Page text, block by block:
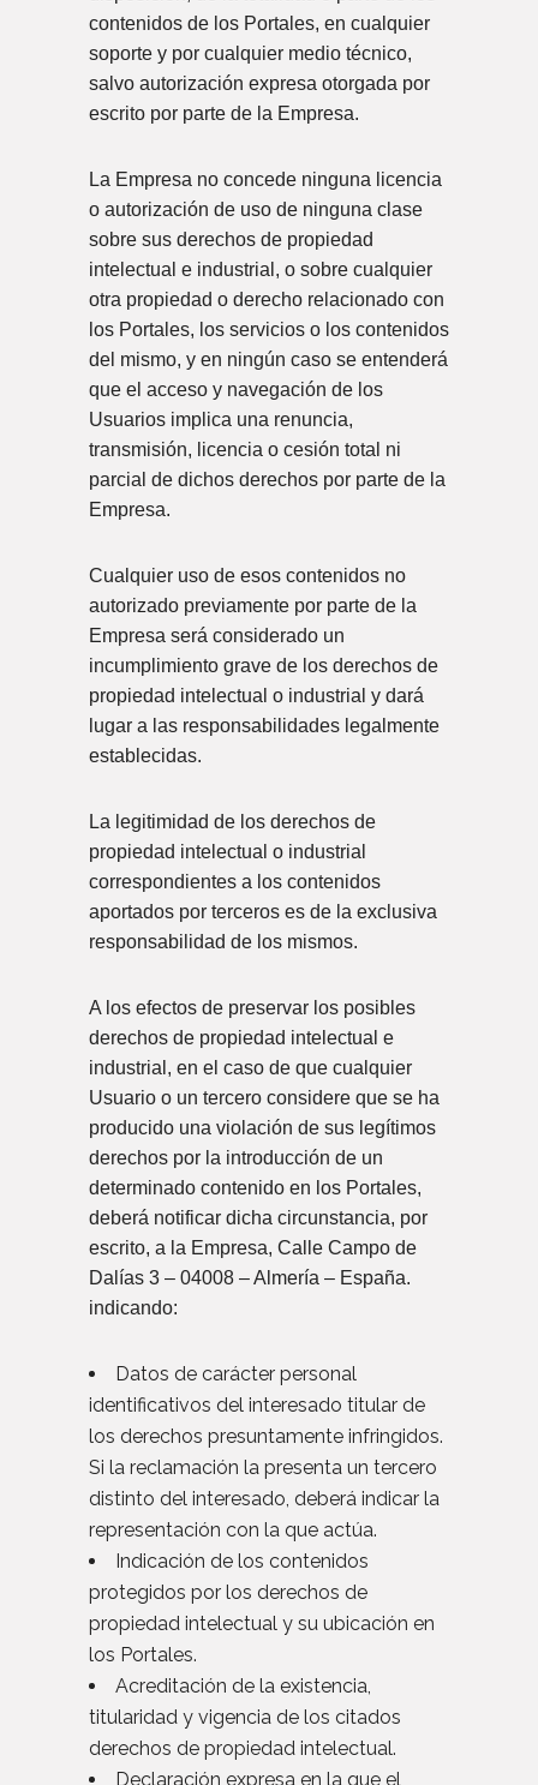
contenidos de los Portales, en cualquier
soporte y por cualquier medio técnico,
salvo autorización expresa otorgada por
escrito por parte de la Empresa.
La Empresa no concede ninguna licencia
o autorización de uso de ninguna clase
sobre sus derechos de propiedad
intelectual e industrial, o sobre cualquier
otra propiedad o derecho relacionado con
los Portales, los servicios o los contenidos
del mismo, y en ningún caso se entenderá
que el acceso y navegación de los
Usuarios implica una renuncia,
transmisión, licencia o cesión total ni
parcial de dichos derechos por parte de la
Empresa.
Cualquier uso de esos contenidos no
autorizado previamente por parte de la
Empresa será considerado un
incumplimiento grave de los derechos de
propiedad intelectual o industrial y dará
lugar a las responsabilidades legalmente
establecidas.
La legitimidad de los derechos de
propiedad intelectual o industrial
correspondientes a los contenidos
aportados por terceros es de la exclusiva
responsabilidad de los mismos.
A los efectos de preservar los posibles
derechos de propiedad intelectual e
industrial, en el caso de que cualquier
Usuario o un tercero considere que se ha
producido una violación de sus legítimos
derechos por la introducción de un
determinado contenido en los Portales,
deberá notificar dicha circunstancia, por
escrito, a la Empresa, Calle Campo de
Dalías 3 – 04008 – Almería – España.
indicando:
Datos de carácter personal
identificativos del interesado titular de
los derechos presuntamente infringidos.
Si la reclamación la presenta un tercero
distinto del interesado, deberá indicar la
representación con la que actúa.
Indicación de los contenidos
protegidos por los derechos de
propiedad intelectual y su ubicación en
los Portales.
Acreditación de la existencia,
titularidad y vigencia de los citados
derechos de propiedad intelectual.
Declaración expresa en la que el